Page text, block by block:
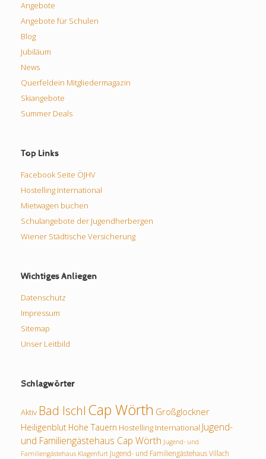
Angebote
Angebote für Schulen
Blog
Jubiläum
News
Querfeldein Mitgliedermagazin
Skiangebote
Summer Deals
Top Links
Facebook Seite ÖJHV
Hostelling International
Mietwagen buchen
Schulangebote der Jugendherbergen
Wiener Städtische Versicherung
Wichtiges Anliegen
Datenschutz
Impressum
Sitemap
Unser Leitbild
Schlagwörter
Aktiv Bad Ischl Cap Wörth Großglockner
Heiligenblut Hohe Tauern Hostelling International Jugend-
und Familiengästehaus Cap Wörth Jugend- und
Familiengästehaus Klagenfurt Jugend- und Familiengästehaus Villach